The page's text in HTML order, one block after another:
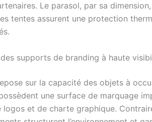
Le parasol, par sa
tentes assurent une protection
supports de branding à haute
sur la capacité des objets à
une surface de marquage
logos et de charte graphique.